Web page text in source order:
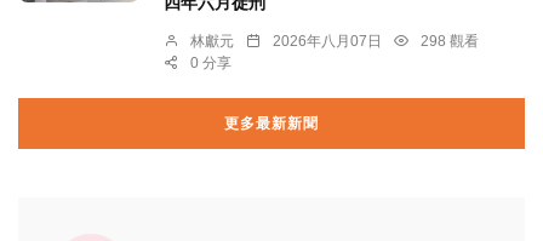
林獻元 2026年八月07日
298 觀看
0 分享
更多最新新聞